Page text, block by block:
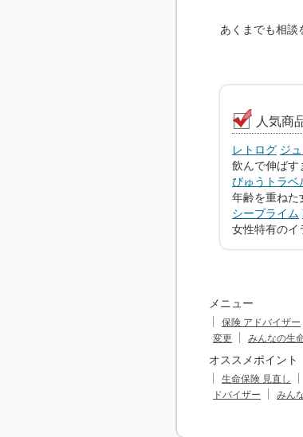
あくまでも相談
人気商
レトログ ジ
飲んで伸ばす
びゅうトラベ
年齢を重ねた
シープライム
女性特有のイ
メニュー
保険 アドバイザー
変更
みんなの生
オススメポイント
生命保険 見直し
ドバイザー
みん